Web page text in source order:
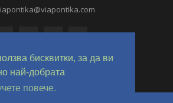
бисквитки, за да ви
най-добрата
повече.